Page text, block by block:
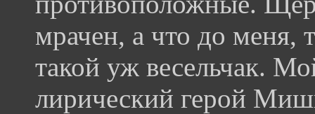
мрачен, а что до меня,
такой уж весельчак.
лирический герой